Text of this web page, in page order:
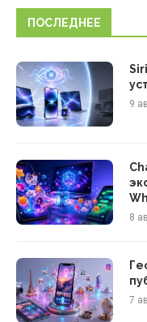
ПОСЛЕДНЕЕ
9
8
7